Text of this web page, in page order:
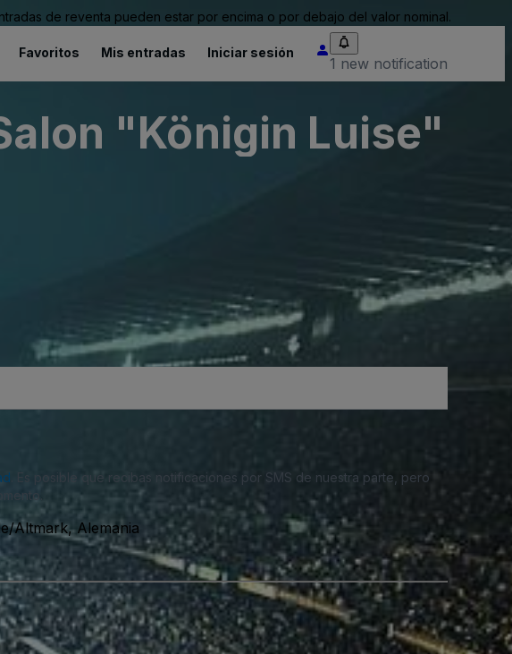
de reventa pueden estar por encima o por debajo del valor nominal.
Favoritos Mis entradas Iniciar sesión
1 new notification
"Königin Luise"
. Es posible que recibas notificaciones por SMS de nuestra parte, pero
Altmark, Alemania